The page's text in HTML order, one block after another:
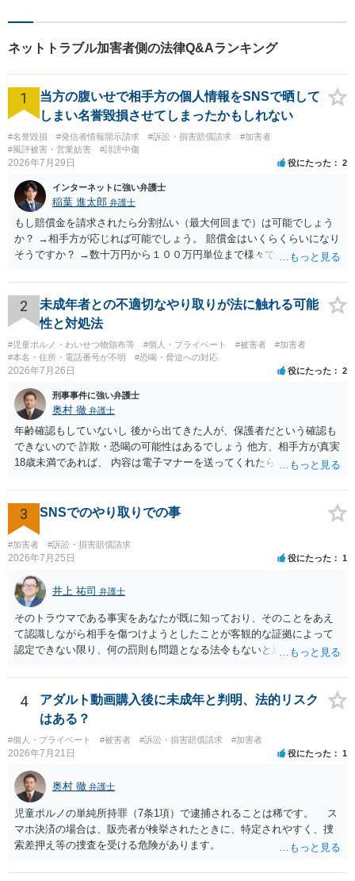
ネットトラブル加害者側の法律Q&Aランキング
1
当方の腹いせで相手方の個人情報をSNSで晒して
しまい名誉毀損させてしまったかもしれない
#名誉毀損 #発信者情報開示請求 #訴訟・損害賠償請求
#加害者
#風評被害・営業妨害
#誹謗中傷
2026年7月29日 役にたった 2
インターネットに強い弁護士
稲葉 進太郎 弁護士
もし賠償金を請求されたら分割払い（最大何回まで）は可能でしょう
か？ →相手方が応じれば可能でしょう。 賠償金はいくらくらいになり
そうですか？ →数十万円から１００万円単位まで様々であり、不明で
渉が行われ、双方合意に至れば支払が開始され、決裂して相手方が訴
訟提起を選択すれば訴訟の中で解決がなされる流れが通常です。
2
未成年者との不適切なやり取りが法に触れる可能
性と対処法
#児童ポルノ・わいせつ物頒布等 #個人・プライベート #被害者
#加害者
#本名・住所・電話番号が不明
#恐喝・脅迫への対応
2026年7月26日 役にたった 2
刑事事件に強い弁護士
奥村 徹 弁護士
年齢確認もしていないし 後から出てきた人が、保護者だという確認も
できないので 詐欺・恐喝の可能性はあるでしょう 他方、相手方が真実
18歳未満であれば、 内容は電子マナーを送ってくれたら自慰行為など
画の尺は10分ほど、服を着たままで胸を触って欲しい、などの要望を
して、要求された金額(1000円程度)の電子マネーを送信してしまいま
した。 そこから、撮影するまで暇なので顔の雰囲気の写真を交換して
欲しい、住んでいる都道府県と区を教えてと言われたので教えたりと
言ったやり取りをしていました。 というやりとりは、青少年条例違反
（わいせつ行為）の疑いがあります。18歳未満と知らなくても処罰可
能です。
3 SNSでのやり取りでの事
#加害者 #訴訟・損害賠償請求
2026年7月25日 役にたった 1
井上 祐司 弁護士
そのトラウマである事実をあなたが既に知っており、そのことをあえ
て認識しながら相手を傷つけようとしたことが客観的な証拠によって
認定できない限り、何の罰則も問題となる法令もないと思われます。
4
アダルト動画購入後に未成年と判明、法的リスク
はある？
#個人・プライベート #被害者 #訴訟・損害賠償請求 #加害者
2026年7月21日 役にたった 1
奥村 徹 弁護士
児童ポルノの単純所持罪（7条1項）で逮捕されることは稀です。 ス
マホ決済の場合は、販売者が検挙されたときに、特定されやすく、捜
索差押え等の捜査を受ける危険があります。